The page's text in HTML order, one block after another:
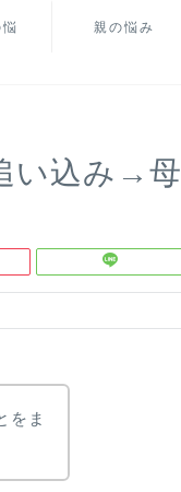
親の悩み
い込み→母
をま